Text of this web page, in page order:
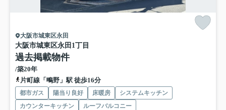
大阪市城東区永田
大阪市城東区永田1丁目
過去掲載物件
/築20年
片町線「鴫野」駅 徒歩16分
都市ガス 陽当り良好 床暖房
システムキッチン
カウンターキッチン
ルーフバルコニー